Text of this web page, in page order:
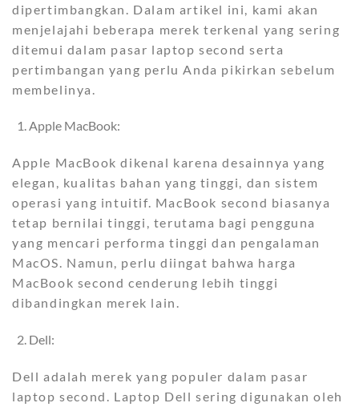
dipertimbangkan. Dalam artikel ini, kami akan
menjelajahi beberapa merek terkenal yang sering
ditemui dalam pasar laptop second serta
pertimbangan yang perlu Anda pikirkan sebelum
membelinya.
Apple MacBook:
Apple MacBook dikenal karena desainnya yang
elegan, kualitas bahan yang tinggi, dan sistem
operasi yang intuitif. MacBook second biasanya
tetap bernilai tinggi, terutama bagi pengguna
yang mencari performa tinggi dan pengalaman
MacOS. Namun, perlu diingat bahwa harga
MacBook second cenderung lebih tinggi
dibandingkan merek lain.
Dell:
Dell adalah merek yang populer dalam pasar
laptop second. Laptop Dell sering digunakan oleh